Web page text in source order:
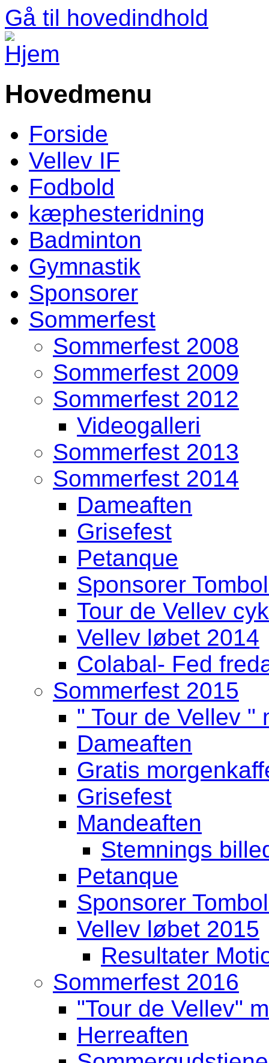
Gå til hovedindhold
Hovedmenu
Forside
Vellev IF
Fodbold
kæphesteridning
Badminton
Gymnastik
Sponsorer
Sommerfest
Sommerfest 2008
Sommerfest 2009
Sommerfest 2012
Videogalleri
Sommerfest 2013
Sommerfest 2014
Dameaften
Grisefest
Petanque
Sponsorer
Tour de Vellev
Vellev løbet 2014
Colabal- Fed
Sommerfest 2015
" Tour de Vellev "
Dameaften
Gratis
Grisefest
Mandeaften
Stemnings
Petanque
Sponsorer
Vellev løbet 2015
Resultater
Sommerfest 2016
"Tour de Vellev"
Herreaften